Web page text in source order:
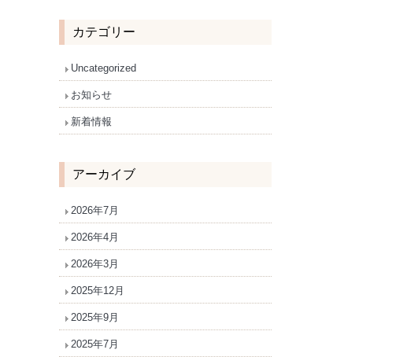
カテゴリー
Uncategorized
お知らせ
新着情報
アーカイブ
2026年7月
2026年4月
2026年3月
2025年12月
2025年9月
2025年7月